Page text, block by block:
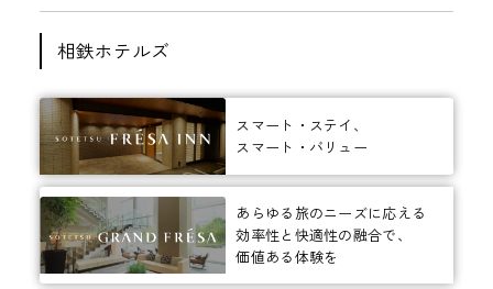
相鉄ホテルズ
スマート・ステイ、
スマート・バリュー
あらゆる旅のニーズに応える
効率性と快適性の融合で、
価値ある体験を
Membership
Rate
¥6,412